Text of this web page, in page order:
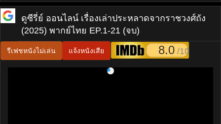
ดูซีรี่ย์ ออนไลน์ เรื่องเล่าประหลาดจากราชวงศ์ถัง
(2025) พากย์ไทย EP.1-21 (จบ)
รีเฟชหนังไม่เล่น แจ้งหนังเสีย 8.0 /10